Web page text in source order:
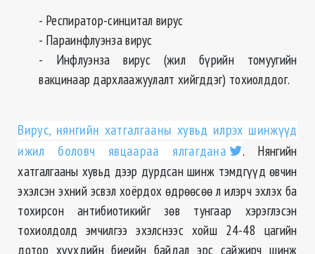
- Респиратор-синцитал вирус
- Параинфлуэнза вирус
- Инфлуэнза вирус (жил бүрийн томуугийн
вакцинаар дархлаажуулалт хийгддэг) тохиолддог.
Вирус, нянгийн хатгалгааны хувьд илрэх шинжүүд
ижил боловч явцаараа ялгагдана
. Нянгийн
хатгалгааны хувьд дээр дурдсан шинж тэмдгүүд өвчин
эхэлсэн эхний эсвэл хоёрдох өдрөөсөө л илэрч эхлэх ба
тохирсон антибиотикийг зөв тунгаар хэрэглэсэн
тохиолдолд эмчилгээ эхэлснээс хойш 24-48 цагийн
дотор хүүхдийн биеийн байдал эрс сайжирч шинж